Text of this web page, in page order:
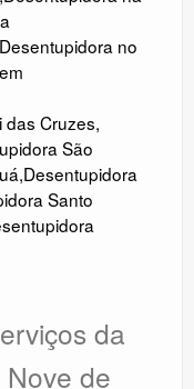
Desentupidora no
das Cruzes,
São
,Desentupidora
Santo
da
de